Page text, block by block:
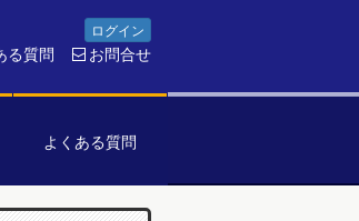
ログイン
る質問 お問合せ
よくある質問